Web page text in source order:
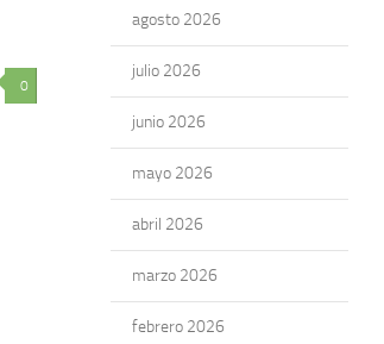
0
agosto 2026
julio 2026
junio 2026
mayo 2026
abril 2026
marzo 2026
febrero 2026